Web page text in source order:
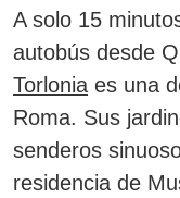
A solo 15
autobús desde
Torlonia es una
Roma. Sus
senderos
residencia de